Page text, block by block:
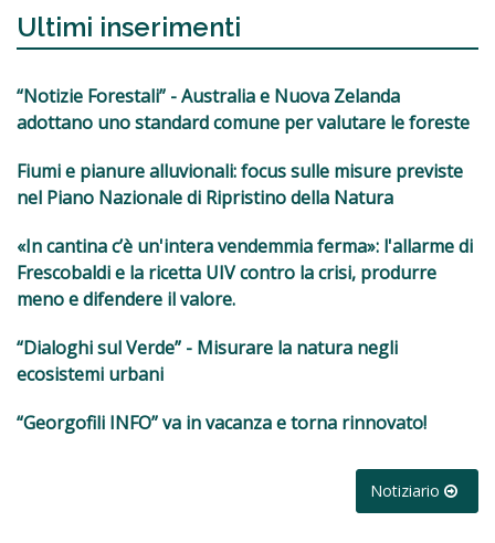
Ultimi inserimenti
“Notizie Forestali” - Australia e Nuova Zelanda
adottano uno standard comune per valutare le foreste
Fiumi e pianure alluvionali: focus sulle misure previste
nel Piano Nazionale di Ripristino della Natura
«In cantina c’è un'intera vendemmia ferma»: l'allarme di
Frescobaldi e la ricetta UIV contro la crisi, produrre
meno e difendere il valore.
“Dialoghi sul Verde” - Misurare la natura negli
ecosistemi urbani
“Georgofili INFO” va in vacanza e torna rinnovato!
Notiziario